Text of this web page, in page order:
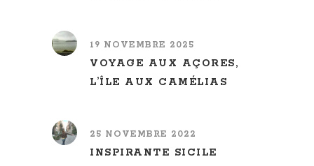
19 NOVEMBRE 2025
VOYAGE AUX AÇORES,
L’ÎLE AUX CAMÉLIAS
25 NOVEMBRE 2022
INSPIRANTE SICILE